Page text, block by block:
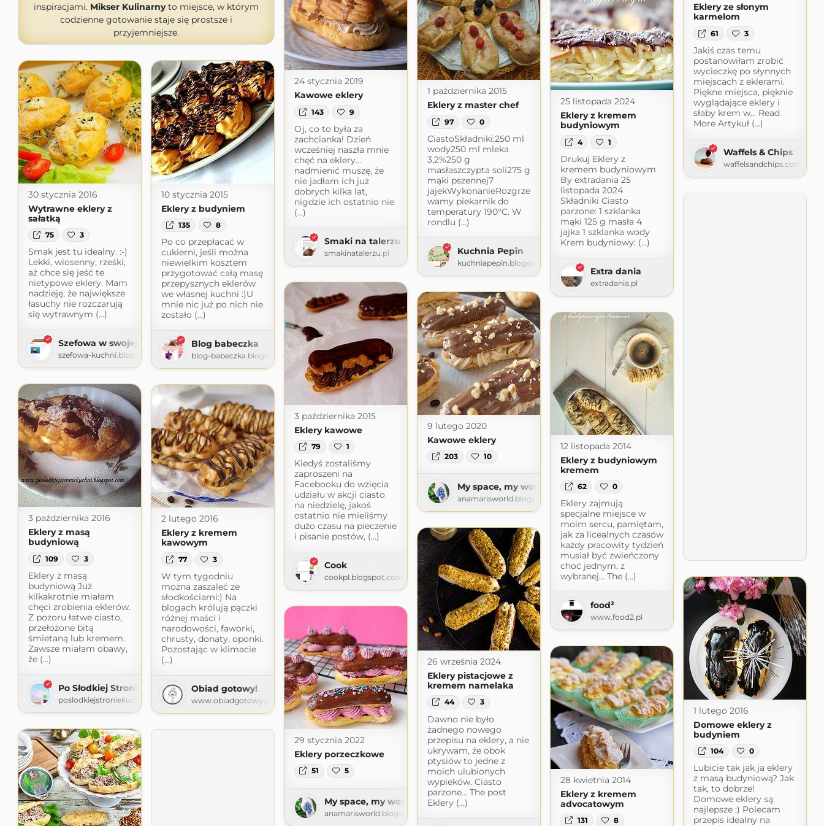
inspiracjami. Mikser Kulinarnyto miejsce, w którym
codzienne gotowanie staje się prostsze i
przyjemniejsze.
Eklery ze słonym
karmelom
61 3
Jakiś czas temu
postanowiłam zrobić
wycieczkę po słynnych
miejscach z eklerami.
Piękne miejsca, pięknie
wyglądające eklery i
słaby krem w... Read
More Artykuł (...)
Waffels & Chips
waffelsandchips.com
24 stycznia 2019
Kawowe eklery
143 9
Oj, co to była za
zachcianka! Dzień
wcześniej naszła mnie
chęć na eklery…
nadmienić muszę, że
nie jadłam ich już
dobrych kilka lat,
nigdzie ich ostatnio nie
(...)
Smaki na talerzu
smakinatalerzu.pl
1 października 2015
Eklery z master chef
97 0
CiastoSkładniki:250 ml
wody250 ml mleka
3,2%250 g
masłaszczypta soli275 g
mąki pszennej7
jajekWykonanieRozgrze
wamy piekarnik do
temperatury 190°C. W
rondlu (...)
Kuchnia Pepin
kuchniapepin.blogspot.com
25 listopada 2024
Eklery z kremem
budyniowym
4 1
Drukuj Eklery z
kremem budyniowym
By extradania 25
listopada 2024
Składniki Ciasto
parzone: 1 szklanka
mąki 125 g masła 4
jajka 1 szklanka wody
Krem budyniowy: (...)
Extra dania
extradania.pl
30 stycznia 2016
Wytrawne eklery z
sałatką
75 3
Smak jest tu idealny. :-)
Lekki, wiosenny, rześki,
aż chce się jeść te
nietypowe eklery. Mam
nadzieję, że największe
łasuchy nie rozczarują
się wytrawnym (...)
Szefowa w swojej kuchni
szefowa-kuchni.blogspot.com
10 stycznia 2015
Eklery z budyniem
135 8
Po co przepłacać w
cukierni, jeśli można
niewielkim kosztem
przygotować całą masę
przepysznych eklerów
we własnej kuchni :)U
mnie nic już po nich nie
zostało (...)
Blog babeczka
blog-babeczka.blogspot.com
3 października 2015
Eklery kawowe
79 1
Kiedyś zostaliśmy
zaproszeni na
Facebooku do wzięcia
udziału w akcji ciasto
na niedzielę, jakoś
ostatnio nie mieliśmy
dużo czasu na pieczenie
i pisanie postów, (...)
Cook
cookpl.blogspot.com
9 lutego 2020
Kawowe eklery
203 10
My space, my world. Ana Mari's world.
anamarisworld.blogspot.com
12 listopada 2014
Eklery z budyniowym
kremem
62 0
Eklery zajmują
specjalne miejsce w
moim sercu, pamiętam,
jak za licealnych czasów
każdy pracowity tydzień
musiał być zwieńczony
choć jednym, z
wybranej… The (...)
food²
www.food2.pl
3 października 2016
Eklery z masą
budyniową
109 3
Eklery z masą
budyniową Już
kilkakrotnie miałam
chęci zrobienia eklerów.
Z pozoru łatwe ciasto,
przełożone bitą
śmietaną lub kremem.
Zawsze miałam obawy,
że (...)
Po Słodkiej Stronie Kuchni
poslodkiejstroniekuchni.blogspot.com
2 lutego 2016
Eklery z kremem
kawowym
77 3
W tym tygodniu
można zaszaleć ze
słodkościami:) Na
blogach królują pączki
różnej maści i
narodowości, faworki,
chrusty, donaty, oponki.
Pozostając w klimacie
(...)
Obiad gotowy!
www.obiadgotowy.pl
26 września 2024
Eklery pistacjowe z
kremem namelaka
44 3
Dawno nie było
żadnego nowego
przepisu na eklery, a nie
ukrywam, że obok
ptysiów to jedne z
moich ulubionych
wypieków. Ciasto
parzone… The post
Eklery (...)
1 lutego 2016
Domowe eklery z
budyniem
104 0
Lubicie tak jak ja eklery
z masą budyniową? Jak
tak, to dobrze!
Domowe eklery są
najlepsze :) Polecam
przepis idealny na
29 stycznia 2022
Eklery porzeczkowe
51 5
My space, my world. Ana Mari's world.
anamarisworld.blogspot.com
28 kwietnia 2014
Eklery z kremem
advocatowym
131 8